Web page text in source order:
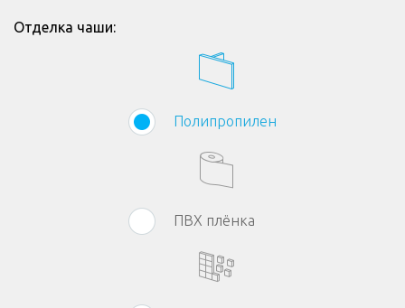
Отделка чаши:
Полипропилен
ПВХ плёнка